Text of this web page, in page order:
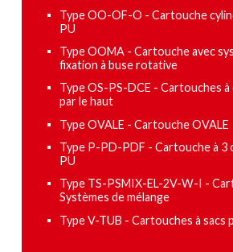
Type OO-OF-O - Cartouche
PU
Type OOMA - Cartouche avec
fixation à buse rotative
Type OS-PS-DCE - Cartouches
par le haut
Type OVALE - Cartouche OVALE
Type P-PD-PDF - Cartouche à 3
PU
Type TS-PSMIX-EL-2V-W-I -
Systèmes de mélange
Type V-TUB - Cartouches à sacs